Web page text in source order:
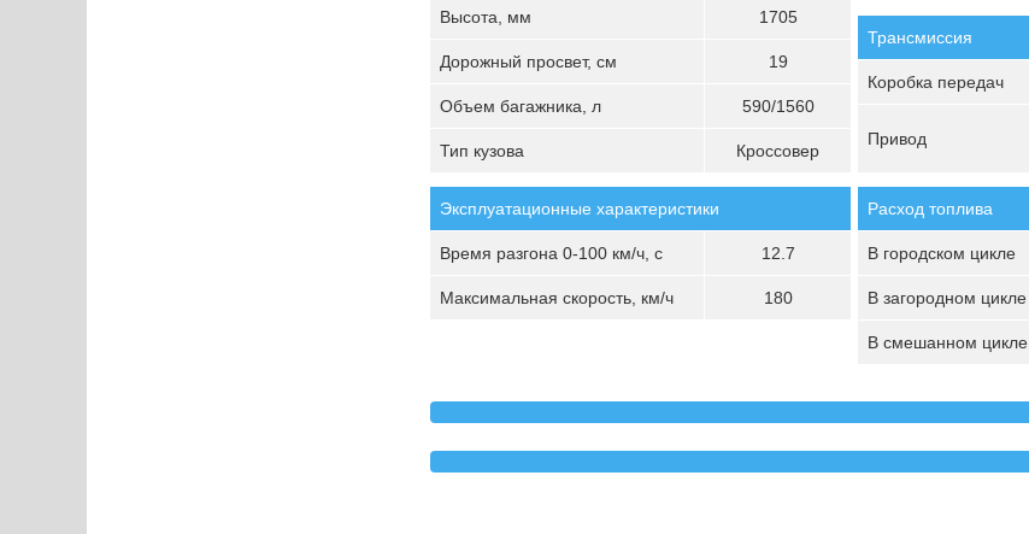
Высота, мм 1705
Дорожный просвет, см 19
Объем багажника, л 590/1560
Тип кузова Кроссовер
Трансмиссия
Коробка передач
Привод
Эксплуатационные характеристики
Время разгона 0-100 км/ч, с 12.7
Максимальная скорость, км/ч 180
Расход топлива
В городском цикле
В загородном цикле
В смешанном цикле